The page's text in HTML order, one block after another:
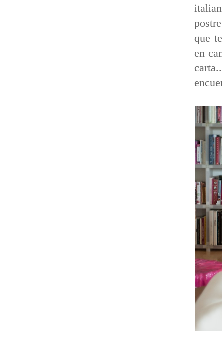
que
en